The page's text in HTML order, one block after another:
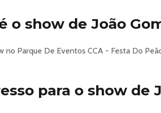
o show de João
no Parque De Eventos CCA - Festa Do
para o show de